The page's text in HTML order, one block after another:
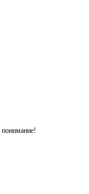
понимание!